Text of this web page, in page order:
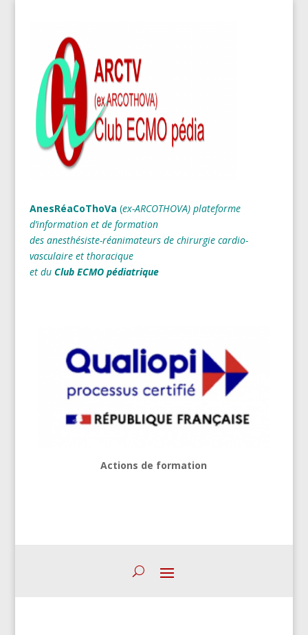
AnesRéaCoThoVa (ex-ARCOTHOVA) plateforme
d’information et de formation
des anesthésiste-réanimateurs de chirurgie cardio-
vasculaire et thoracique
et du Club ECMO pédiatrique
Actions de formation